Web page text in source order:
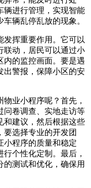
辆进行管理，实现智能
辆乱停乱放的现象。
发挥重要作用。它可以
联动，居民可以通过小
内的监控画面。要是遇
出警报，保障小区的安
业小程序呢？首先，
问卷调查、实地走访等
和建议，然后根据这些
要选择专业的开发团
小程序的质量和稳定
个性化定制。最后，
测试和优化，确保用